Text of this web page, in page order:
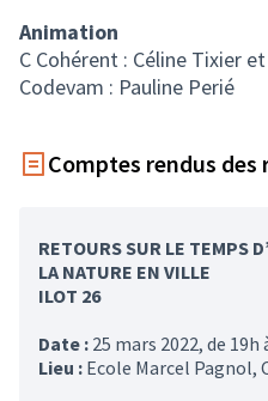
Animation
C Cohérent : Céline Tixier
Codevam : Pauline Perié
Comptes rendus des
RETOURS SUR LE TEMPS
LA NATURE EN VILLE
ILOT 26
Date : 25 mars 2022, de 19h
Lieu : Ecole Marcel Pagnol,